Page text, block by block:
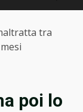
tra
poi lo